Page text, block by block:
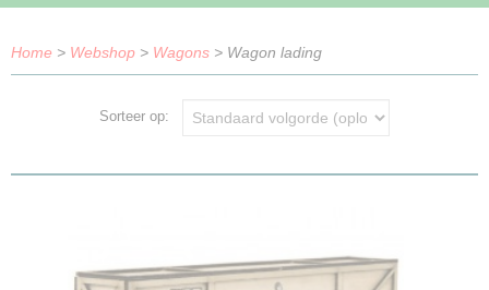
Home > Webshop > Wagons > Wagon lading
Sorteer op: